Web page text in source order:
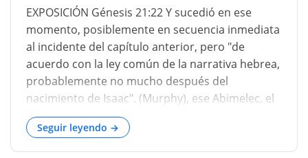
EXPOSICIÓN Génesis 21:22 Y sucedió en ese
momento, posiblemente en secuencia inmediata
al incidente del capítulo anterior, pero "de
acuerdo con la ley común de la narrativa hebrea,
probablemente no mucho después del
nacimiento de Isaac". (Murphy), ese Abimelec, el
rey de Gerar (Génesis 20:2; Génesis 26:1, Génesis
26:16) y Phi-chol, si el nombre es Shemitic , "boca
de todos", es decir, portavoz de todos (Murphy),
Seguir leyendo →